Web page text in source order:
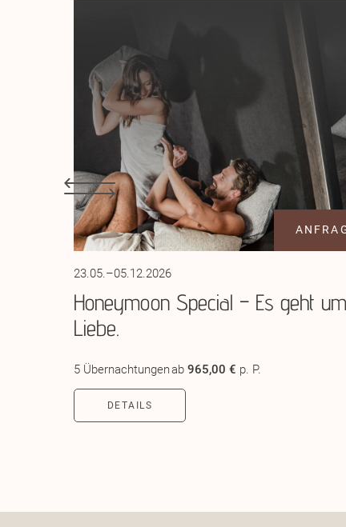
23.05.–05.12.2026
Honeymoon Special – Es geht
Liebe.
5 Übernachtungenab 965,00 € p. P.
DETAILS